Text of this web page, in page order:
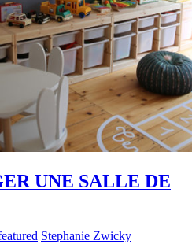
UNE SALLE DE
Stephanie Zwicky